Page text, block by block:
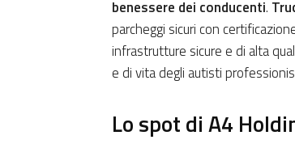
benessere dei conducenti.
parcheggi sicuri con
infrastrutture sicure e di alta
e di vita degli autisti
Lo spot di A4